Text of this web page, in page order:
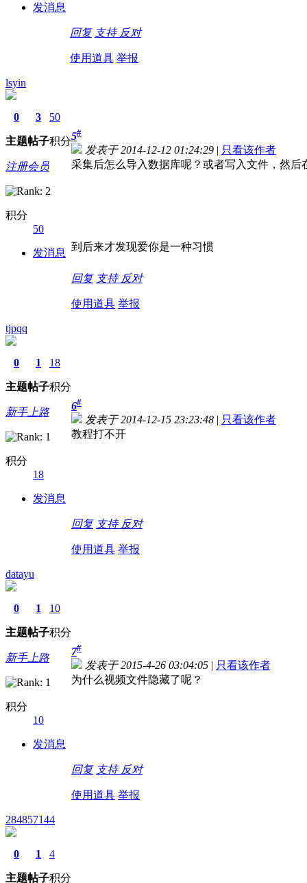
发消息
回复 支持 反对
使用道具 举报
lsyin
0
主题
3
帖子
50
积分
注册会员
积分
50
发消息
5#
发表于 2014-12-12 01:24:29 | 只看该作者
采集后怎么导入数据库呢？或者写入文件，然
到后来才发现爱你是一种习惯
回复 支持 反对
使用道具 举报
tjpqq
0
主题
1
帖子
18
积分
新手上路
积分
18
发消息
6#
发表于 2014-12-15 23:23:48 | 只看该作者
教程打不开
回复 支持 反对
使用道具 举报
datayu
0
主题
1
帖子
10
积分
新手上路
积分
10
发消息
7#
发表于 2015-4-26 03:04:05 | 只看该作者
为什么视频文件隐藏了呢？
回复 支持 反对
使用道具 举报
284857144
0
主题
1
帖子
4
积分